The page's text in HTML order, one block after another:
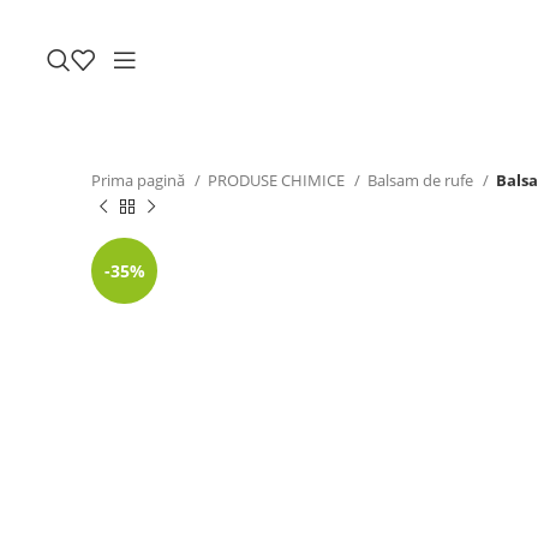
Prima pagină PRODUSE CHIMICE Balsam de rufe
-35%